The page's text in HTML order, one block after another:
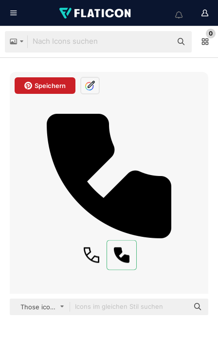
0
Speichern
Those icons Fill